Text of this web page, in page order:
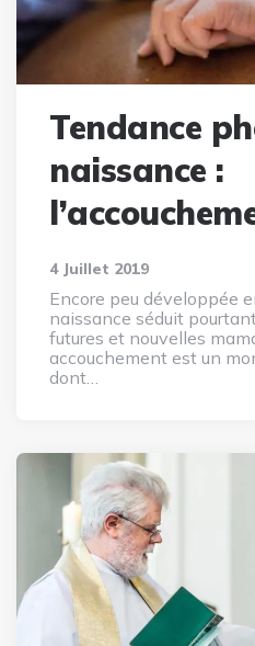
Tendance
naissance :
4 Juillet 2019
Encore peu développée
naissance séduit
futures et nouvelles
accouchement est un
dont…